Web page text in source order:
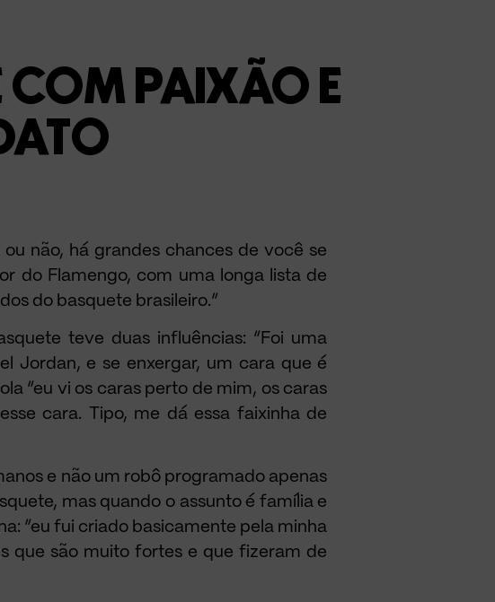
COM PAIXÃO E
não, há grandes chances de você se
do Flamengo, com uma longa lista de
do basquete brasileiro.”
teve duas influências: “Foi uma
Jordan, e se enxergar, um cara que é
“eu vi os caras perto de mim, os caras
cara. Tipo, me dá essa faixinha de
e não um robô programado apenas
mas quando o assunto é família e
“eu fui criado basicamente pela minha
que são muito fortes e que fizeram de